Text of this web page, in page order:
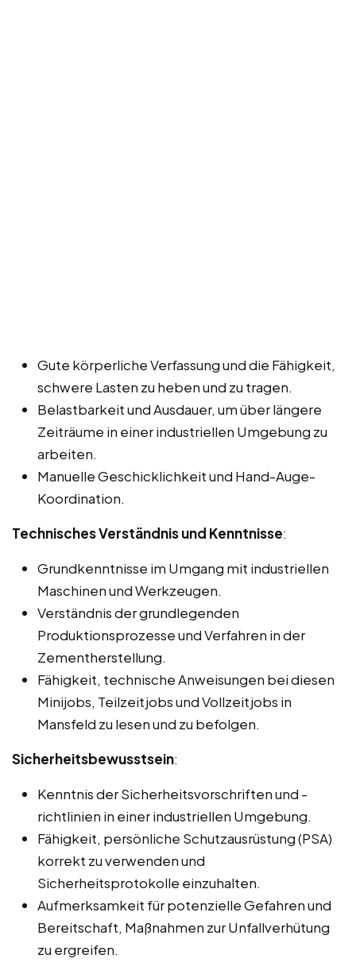
Gute körperliche Verfassung und die Fähigkeit,
schwere Lasten zu heben und zu tragen.
Belastbarkeit und Ausdauer, um über längere
Zeiträume in einer industriellen Umgebung zu
arbeiten.
Manuelle Geschicklichkeit und Hand-Auge-
Koordination.
Technisches Verständnis und Kenntnisse:
Grundkenntnisse im Umgang mit industriellen
Maschinen und Werkzeugen.
Verständnis der grundlegenden
Produktionsprozesse und Verfahren in der
Zementherstellung.
Fähigkeit, technische Anweisungen bei diesen
Minijobs, Teilzeitjobs und Vollzeitjobs in
Mansfeld zu lesen und zu befolgen.
Sicherheitsbewusstsein:
Kenntnis der Sicherheitsvorschriften und -
richtlinien in einer industriellen Umgebung.
Fähigkeit, persönliche Schutzausrüstung (PSA)
korrekt zu verwenden und
Sicherheitsprotokolle einzuhalten.
Aufmerksamkeit für potenzielle Gefahren und
Bereitschaft, Maßnahmen zur Unfallverhütung
zu ergreifen.